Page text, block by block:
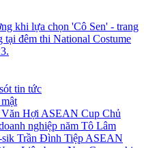
khi lựa chọn 'Cô Sen' - trang
tại đêm thi National Costume
tin tức
Hợi ASEAN Cup Chủ
nghiệp năm Tô Lâm
sik Trần Đình Tiệp ASEAN